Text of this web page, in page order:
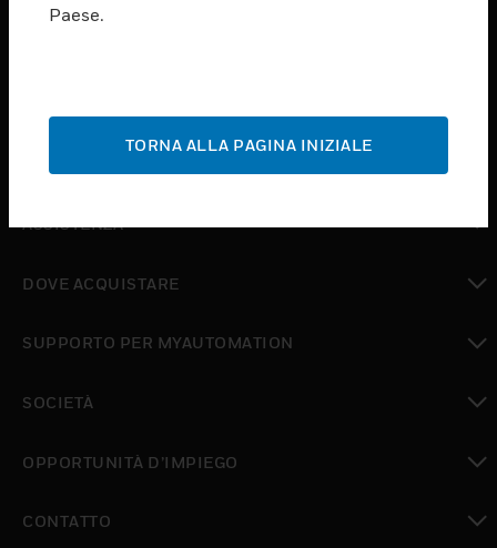
toggle view
ASSISTENZA
DOVE ACQUISTARE
SUPPORTO PER MYAUTOMATION
SOCIETÀ
OPPORTUNITÀ D’IMPIEGO
CONTATTO
Paese.
TORNA ALLA PAGINA INIZIALE